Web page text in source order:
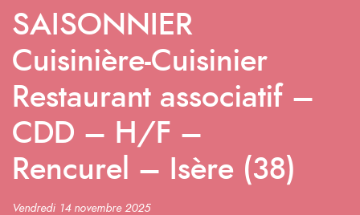
SAISONNIER
Cuisinière-Cuisinier
Restaurant associatif –
CDD – H/F –
Rencurel – Isère (38)
Vendredi 14 novembre 2025